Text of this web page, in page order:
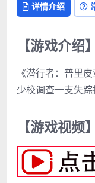
详情介绍
【游戏介绍】
《潜行者：普里
少校调查一支失踪
【游戏视频】